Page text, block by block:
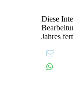
Diese
Jahres